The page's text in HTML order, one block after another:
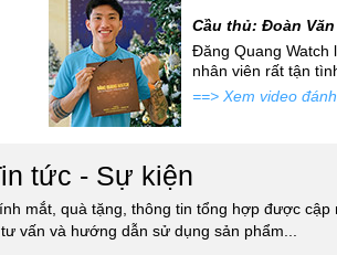
Cầu thủ: Đoàn Văn
Đăng Quang Watch
nhân viên rất tận
==> Xem video
tức - Sự kiện
mắt, quà tặng, thông tin tổng hợp được cập
vấn và hướng dẫn sử dụng sản phẩm...